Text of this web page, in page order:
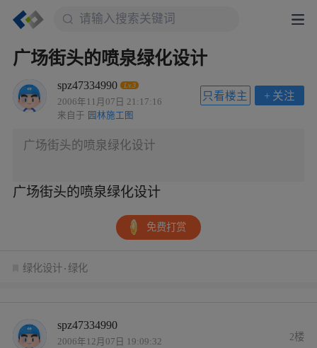
广场街头的喷泉绿化设计
spz47334990 Lv.3
2006年11月07日 21:17:16
来自于 园林施工图
+ 关注
只看楼主
广场街头的喷泉绿化设计
广场街头的喷泉绿化设计
免费打赏
绿化设计 绿化
spz47334990
2006年12月07日 19:09:32 2楼